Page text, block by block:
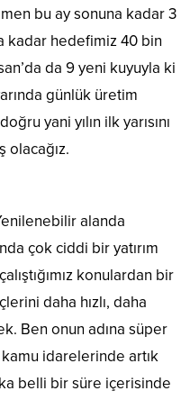
bu ay sonuna kadar 3
kadar hedefimiz 40 bin
da 9 yeni kuyuyla ki
günlük üretim
yani yılın ilk yarısını
olacağız.
alanda
çok ciddi bir yatırım
konulardan bir
daha hızlı, daha
Ben onun adına süper
idarelerinde artık
belli bir süre içerisinde